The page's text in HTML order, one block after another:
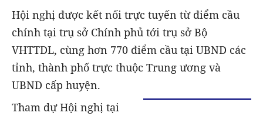
Hội nghị được kết nối trực tuyến từ điểm cầu
chính tại trụ sở Chính phủ tới trụ sở Bộ
VHTTDL, cùng hơn 770 điểm cầu tại UBND các
tỉnh, thành phố trực thuộc Trung ương và
UBND cấp huyện.
Tham dự Hội nghị tại